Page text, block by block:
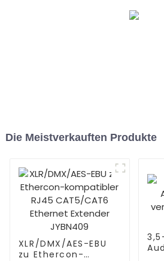
Die Meistverkauften Produkte
XLR/DMX/AES-EBU
zu Ethercon-